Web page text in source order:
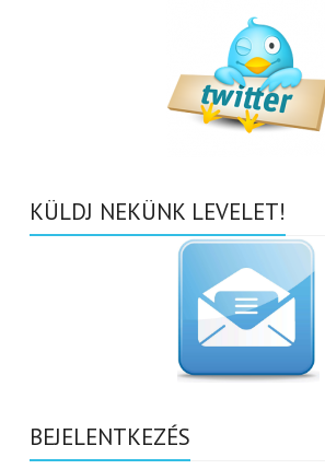
KÜLDJ NEKÜNK LEVELET!
BEJELENTKEZÉS